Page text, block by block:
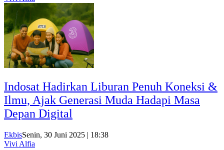
Indosat Hadirkan Liburan Penuh Koneksi &
Ilmu, Ajak Generasi Muda Hadapi Masa
Depan Digital
EkbisSenin, 30 Juni 2025 | 18:38
Vivi Alfia